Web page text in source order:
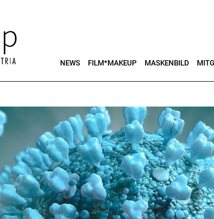
NEWS FILM*MAKEUP MASKENBILD